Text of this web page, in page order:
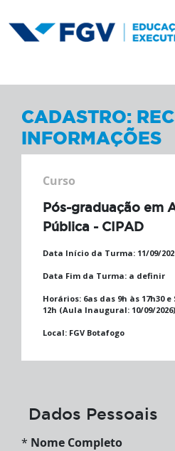
CADASTRO:
INFORMAÇÕES
Curso
Pós-graduação em
Pública - CIPAD
Data Início da Turma: 11/09/
Data Fim da Turma: a definir
Horários: 6as das 9h às 17h30
12h (Aula Inaugural: 10/09/2026)
Local: FGV Botafogo
Dados Pessoais
* Nome Completo